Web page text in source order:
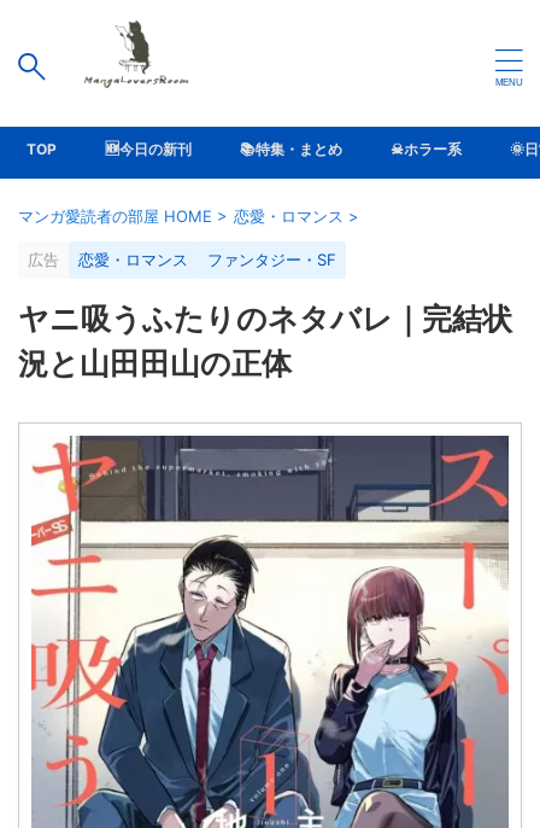
TOP 🆕今日の新刊 📚特集・まとめ ☠ホラー系 🌞
マンガ愛読者の部屋 HOME > 恋愛・ロマンス >
広告 恋愛・ロマンス ファンタジー・SF
ヤニ吸うふたりのネタバレ｜完結状
況と山田田山の正体